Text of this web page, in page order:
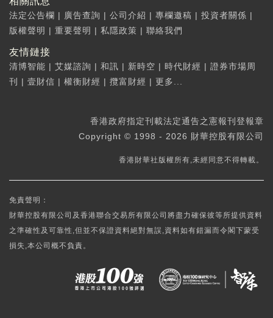
法定公告欄 | 廣告查詢 | 公司介紹 | 專欄邀稿 | 投資者關係 |
版權聲明 | 重要聲明 | 私隱政策 | 聯絡我們
友情鏈接
清博智能 | 艾媒諮詢 | 和訊 | 新時空 | 時代財經 | 證券市場周
刊
| 壹財信 | 權衡財經 | 攬富財經 | 更多...
香港政府指定刊載法定通告之憲報刊登報章
Copyright © 1998 - 2026 財華控股有限公司
香港財華社版權所有,未經同意不得轉載。
免責聲明：
財華控股有限公司及香港聯合交易所有限公司將盡力確保彼等所提供資料
之準確性及可靠性,但並不保證資料絕對無誤,資料如有錯漏而令閣下蒙受
損失,本公司概不負責。